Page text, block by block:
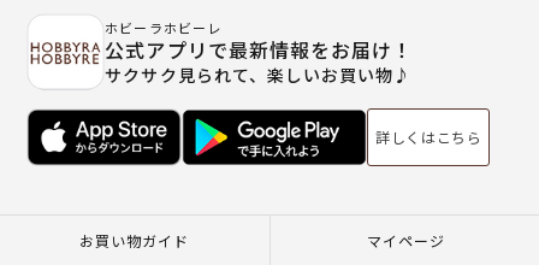
ホビーラホビーレ
公式アプリで最新情報をお届け！
サクサク見られて、楽しいお買い物♪
詳しくはこちら
お買い物ガイド マイページ